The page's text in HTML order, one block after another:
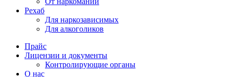
Рехаб
Для наркозависимых
Для алкоголиков
Прайс
Лицензии и документы
Контролирующие органы
О нас